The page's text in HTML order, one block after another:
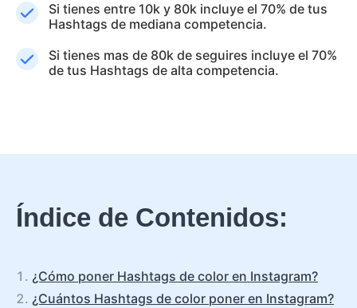
Si tienes entre 10k y 80k incluye el 70% de tus
Hashtags de mediana competencia.
Si tienes mas de 80k de seguires incluye el 70%
de tus Hashtags de alta competencia.
Índice de Contenidos:
¿Cómo poner Hashtags de color en Instagram?
¿Cuántos Hashtags de color poner en Instagram?